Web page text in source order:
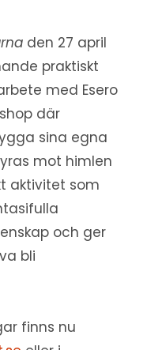
den 27 april
praktiskt
med Esero
där
sina egna
mot himlen
aktivitet som
och ger
bli
finns nu